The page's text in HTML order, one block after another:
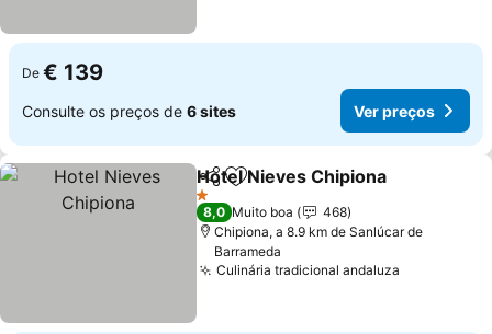
De € 139
Consulte os preços de 6 sites Ver preços
PartilharAdicionar aos favoritos
Hotel Nieves Chipiona
1 Estrelas
8,0 Muito boa
468
Chipiona, a 8.9 km de Sanlúcar de
Barrameda
Culinária tradicional andaluza